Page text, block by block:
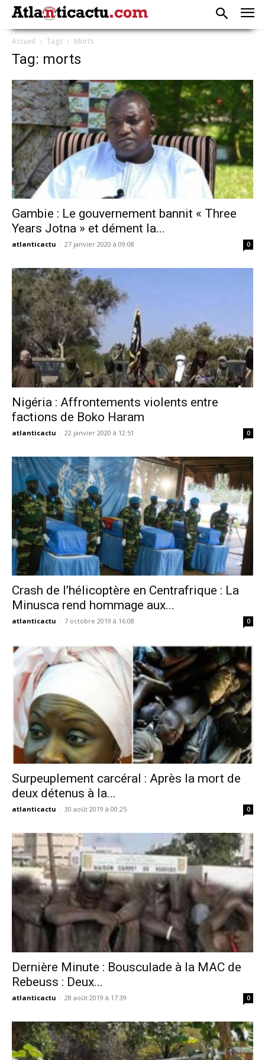
Accueil Tags Morts
Tag: morts
Gambie : Le gouvernement bannit « Three
Years Jotna » et dément la...
atlanticactu - 27 janvier 2020 à 09:08 0
Nigéria : Affrontements violents entre
factions de Boko Haram
atlanticactu - 22 janvier 2020 à 12:51 0
Crash de l’hélicoptère en Centrafrique : La
Minusca rend hommage aux...
atlanticactu - 7 octobre 2019 à 16:08 0
Surpeuplement carcéral : Après la mort de
deux détenus à la...
atlanticactu - 30 août 2019 à 00:25 0
Dernière Minute : Bousculade à la MAC de
Rebeuss : Deux...
atlanticactu - 28 août 2019 à 17:39 0